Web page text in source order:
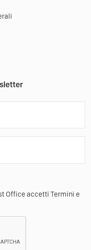
Office accetti Termini e